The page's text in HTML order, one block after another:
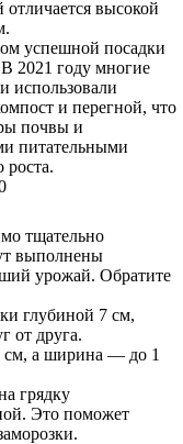
высокой
успешной посадки
2021 году многие
использовали
и перегной, что
почвы и
питательными
роста.
тщательно
выполнены
урожай. Обратите
глубиной 7 см,
от друга.
см, а ширина — до 1
грядку
Это поможет